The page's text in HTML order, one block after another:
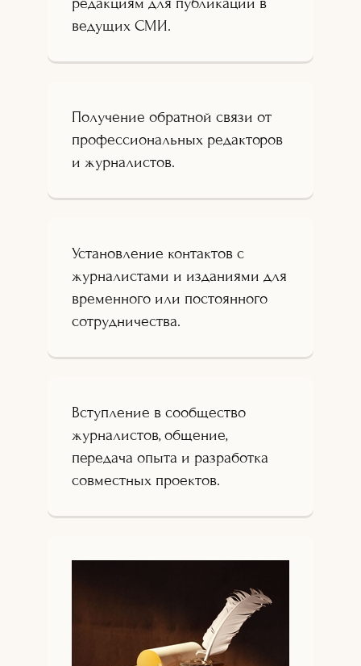
ведущих СМИ.
Получение обратной связи от
профессиональных редакторов
и журналистов.
Установление контактов с
журналистами и изданиями для
временного или постоянного
сотрудничества.
Вступление в сообщество
журналистов, общение,
передача опыта и разработка
совместных проектов.